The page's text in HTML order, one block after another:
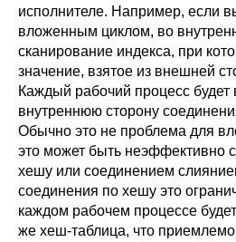
исполнителе. Например, если
вложенным циклом, во
сканирование индекса, при
значение, взятое из внешней
Каждый рабочий процесс будет
внутреннюю сторону
Обычно это не проблема для
это может быть неэффективно
хешу или соединением
соединения по хешу это
каждом рабочем процессе
же хеш-таблица, что